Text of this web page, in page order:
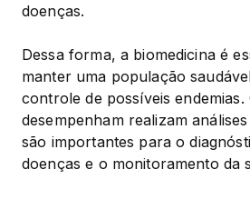
doenças.
Dessa forma, a biomedicina é
manter uma população
controle de possíveis endemias.
desempenham realizam
são importantes para o
doenças e o monitoramento da